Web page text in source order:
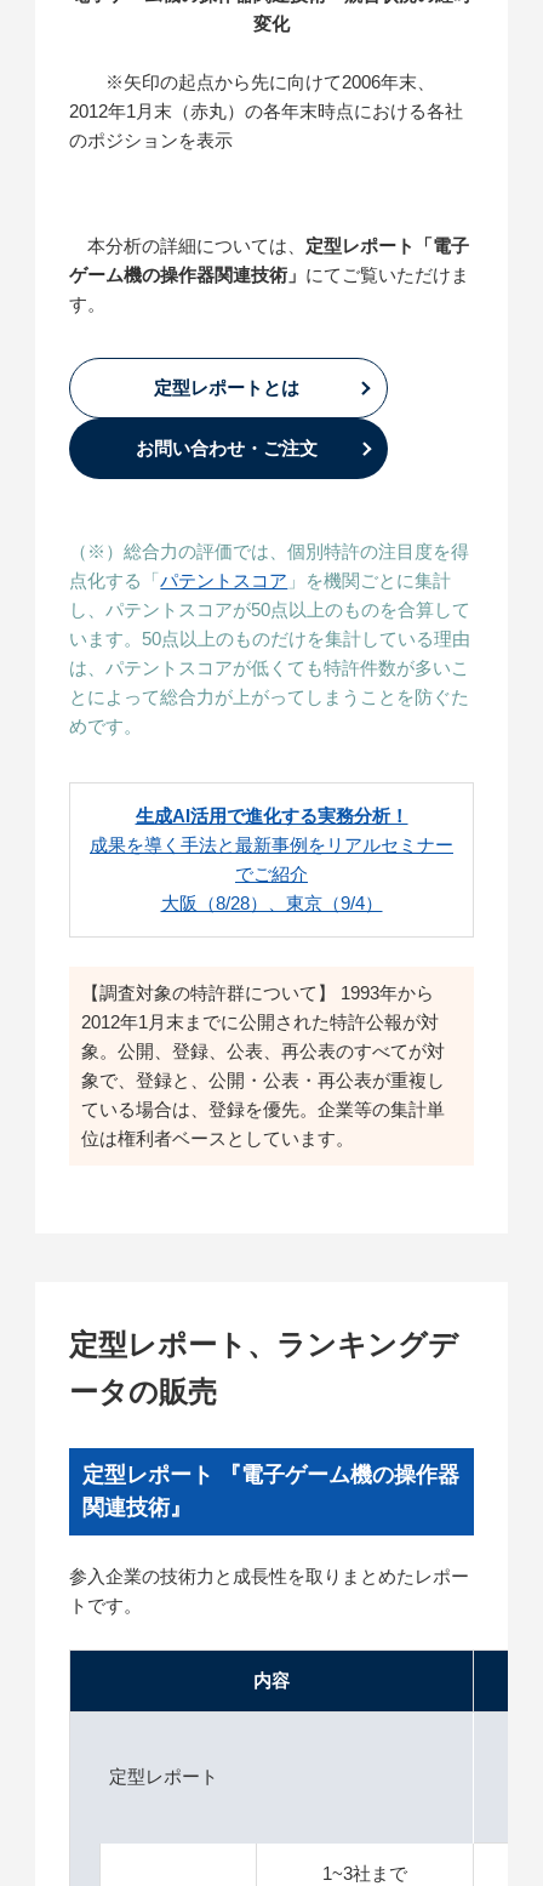
変化
※矢印の起点から先に向けて2006年末、
2012年1月末（赤丸）の各年末時点における各社
のポジションを表示
本分析の詳細については、 定型レポート「電子
ゲーム機の操作器関連技術」 にてご覧いただけま
す。
定型レポートとは
お問い合わせ・ご注文
（※）総合力の評価では、個別特許の注目度を得
点化する「パテントスコア 」を機関ごとに集計
し、パテントスコアが50点以上のものを合算して
います。50点以上のものだけを集計している理由
は、パテントスコアが低くても特許件数が多いこ
とによって総合力が上がってしまうことを防ぐた
めです。
生成AI活用で進化する実務分析！
成果を導く手法と最新事例をリアルセミナー
でご紹介
大阪（8/28）、東京（9/4）
【調査対象の特許群について】 1993年から
2012年1月末までに公開された特許公報が対
象。公開、登録、公表、再公表のすべてが対
象で、登録と、公開・公表・再公表が重複し
ている場合は、登録を優先。企業等の集計単
位は権利者ベースとしています。
定型レポート、ランキングデ
ータの販売
定型レポート 『電子ゲーム機の操作器
関連技術』
参入企業の技術力と成長性を取りまとめたレポー
トです。
内容
定型レポート
1~3社まで